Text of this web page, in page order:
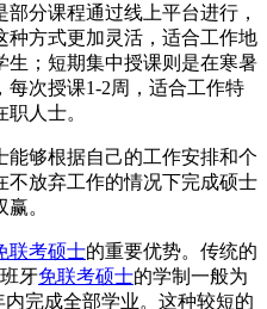
分课程通过线上平台进行，
种方式更加灵活，适合工作地
生；短期集中授课则是在寒暑
次授课1-2周，适合工作特
人士。
够根据自己的工作安排和个
不放弃工作的情况下完成硕士
。
联考硕士的重要优势。传统的
牙免联考硕士的学制一般为
完成全部学业。这种较短的